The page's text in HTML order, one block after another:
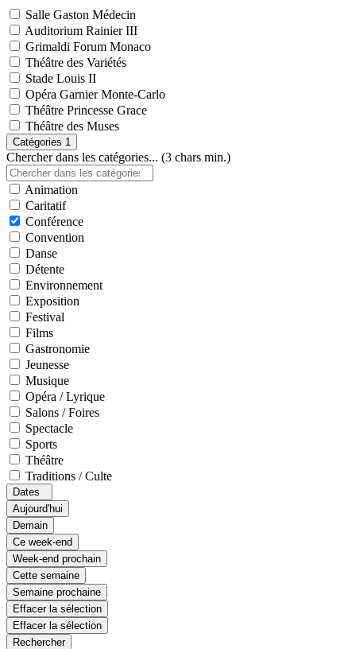
Salle Gaston Médecin
Auditorium Rainier III
Grimaldi Forum Monaco
Théâtre des Variétés
Stade Louis II
Opéra Garnier Monte-Carlo
Théâtre Princesse Grace
Théâtre des Muses
Catégories 1
Chercher dans les catégories... (3 chars min.)
Animation
Caritatif
Conférence
Convention
Danse
Détente
Environnement
Exposition
Festival
Films
Gastronomie
Jeunesse
Musique
Opéra / Lyrique
Salons / Foires
Spectacle
Sports
Théâtre
Traditions / Culte
Dates
Aujourd'hui
Demain
Ce week-end
Week-end prochain
Cette semaine
Semaine prochaine
Effacer la sélection
Effacer la sélection
Rechercher